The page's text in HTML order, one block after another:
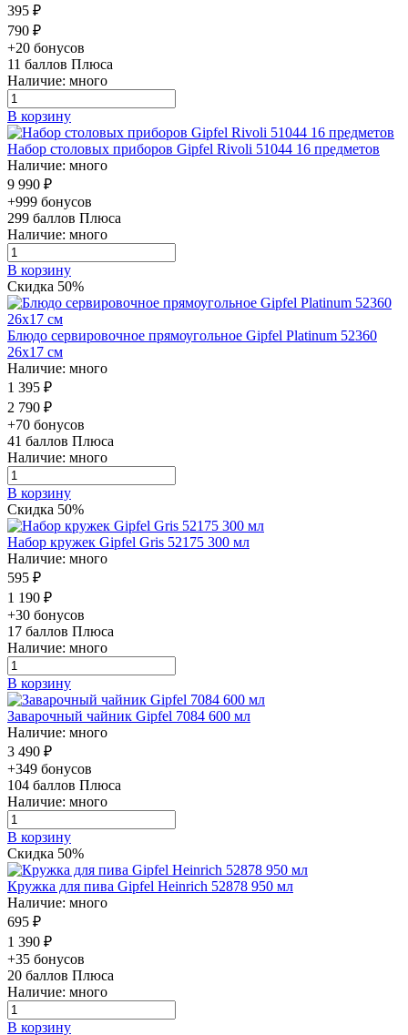
395 ₽
790 ₽
+20 бонусов
11 баллов Плюса
Наличие: много
В корзину
Набор столовых приборов Gipfel Rivoli 51044 16 предметов
Наличие: много
9 990 ₽
+999 бонусов
299 баллов Плюса
Наличие: много
В корзину
Скидка 50%
Блюдо сервировочное прямоугольное Gipfel Platinum 52360
26х17 см
Наличие: много
1 395 ₽
2 790 ₽
+70 бонусов
41 баллов Плюса
Наличие: много
В корзину
Скидка 50%
Набор кружек Gipfel Gris 52175 300 мл
Наличие: много
595 ₽
1 190 ₽
+30 бонусов
17 баллов Плюса
Наличие: много
В корзину
Заварочный чайник Gipfel 7084 600 мл
Наличие: много
3 490 ₽
+349 бонусов
104 баллов Плюса
Наличие: много
В корзину
Скидка 50%
Кружка для пива Gipfel Heinrich 52878 950 мл
Наличие: много
695 ₽
1 390 ₽
+35 бонусов
20 баллов Плюса
Наличие: много
В корзину